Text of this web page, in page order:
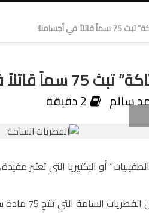
في أجسامنا!
في أجسامنا!
سالم 2 دقيقة
أو البكتيريا التي تعتبر
الكانديدا